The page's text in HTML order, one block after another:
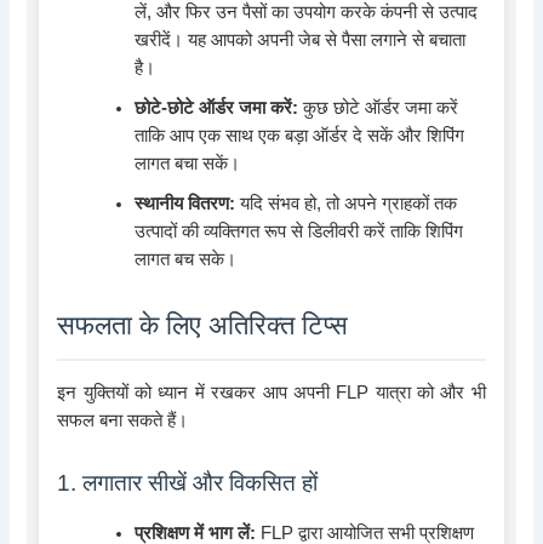
लें, और फिर उन पैसों का उपयोग करके कंपनी से उत्पाद
खरीदें। यह आपको अपनी जेब से पैसा लगाने से बचाता
है।
छोटे-छोटे ऑर्डर जमा करें: कुछ छोटे ऑर्डर जमा करें
ताकि आप एक साथ एक बड़ा ऑर्डर दे सकें और शिपिंग
लागत बचा सकें।
स्थानीय वितरण: यदि संभव हो, तो अपने ग्राहकों तक
उत्पादों की व्यक्तिगत रूप से डिलीवरी करें ताकि शिपिंग
लागत बच सके।
सफलता के लिए अतिरिक्त टिप्स
इन युक्तियों को ध्यान में रखकर आप अपनी FLP यात्रा को और भी
सफल बना सकते हैं।
1. लगातार सीखें और विकसित हों
प्रशिक्षण में भाग लें: FLP द्वारा आयोजित सभी प्रशिक्षण